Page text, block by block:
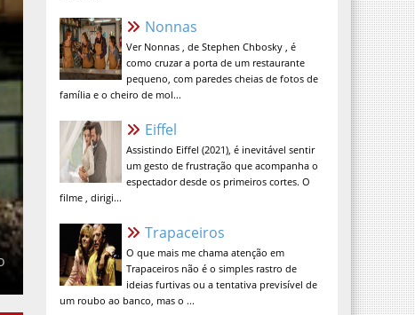
Ver Nonnas , de Stephen Chbosky , é
como cruzar a porta de um restaurante
pequeno, com paredes cheias de fotos de
família e o cheiro de mol...
Assistindo Eiffel (2021), é inevitável sentir
um gesto de frustração que acompanha o
espectador desde os primeiros cortes. O
filme , dirigi...
O que mais me chama atenção em
Trapaceiros não é o simples rastro de
ideias furtivas ou a tentativa previsível de
um roubo ao banco, mas o ...